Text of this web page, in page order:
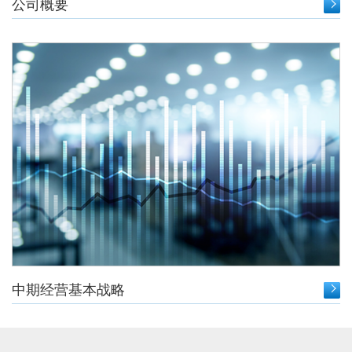
公司概要
中期经营基本战略